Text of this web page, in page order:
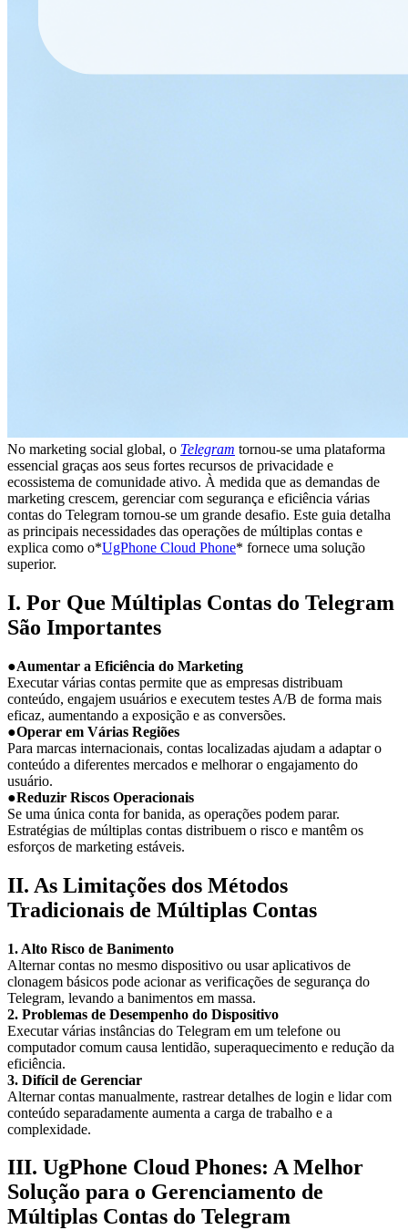
No marketing social global, o Telegram tornou-se uma plataforma
essencial graças aos seus fortes recursos de privacidade e
ecossistema de comunidade ativo. À medida que as demandas de
marketing crescem, gerenciar com segurança e eficiência várias
contas do Telegram tornou-se um grande desafio. Este guia detalha
as principais necessidades das operações de múltiplas contas e
explica como o*UgPhone Cloud Phone* fornece uma solução
superior.
I. Por Que Múltiplas Contas do Telegram
São Importantes
●Aumentar a Eficiência do Marketing
Executar várias contas permite que as empresas distribuam
conteúdo, engajem usuários e executem testes A/B de forma mais
eficaz, aumentando a exposição e as conversões.
●Operar em Várias Regiões
Para marcas internacionais, contas localizadas ajudam a adaptar o
conteúdo a diferentes mercados e melhorar o engajamento do
usuário.
●Reduzir Riscos Operacionais
Se uma única conta for banida, as operações podem parar.
Estratégias de múltiplas contas distribuem o risco e mantêm os
esforços de marketing estáveis.
II. As Limitações dos Métodos
Tradicionais de Múltiplas Contas
1. Alto Risco de Banimento
Alternar contas no mesmo dispositivo ou usar aplicativos de
clonagem básicos pode acionar as verificações de segurança do
Telegram, levando a banimentos em massa.
2. Problemas de Desempenho do Dispositivo
Executar várias instâncias do Telegram em um telefone ou
computador comum causa lentidão, superaquecimento e redução da
eficiência.
3. Difícil de Gerenciar
Alternar contas manualmente, rastrear detalhes de login e lidar com
conteúdo separadamente aumenta a carga de trabalho e a
complexidade.
III. UgPhone Cloud Phones: A Melhor
Solução para o Gerenciamento de
Múltiplas Contas do Telegram